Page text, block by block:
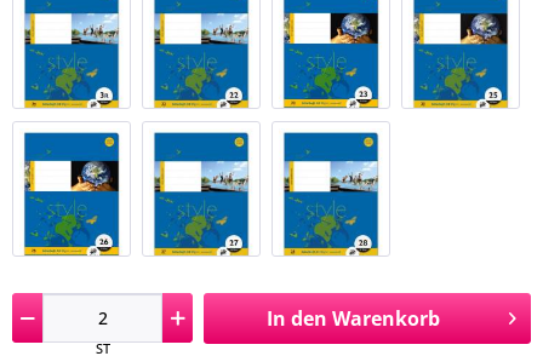
ST
In den Warenkorb